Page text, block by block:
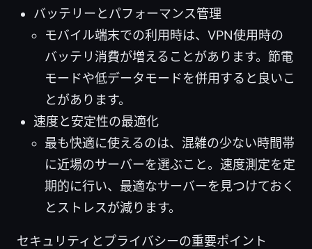
バッテリーとパフォーマンス管理
モバイル端末での利用時は、VPN使用時の
バッテリ消費が増えることがあります。節電
モードや低データモードを併用すると良いこ
とがあります。
速度と安定性の最適化
最も快適に使えるのは、混雑の少ない時間帯
に近場のサーバーを選ぶこと。速度測定を定
期的に行い、最適なサーバーを見つけておく
とストレスが減ります。
セキュリティとプライバシーの重要ポイント